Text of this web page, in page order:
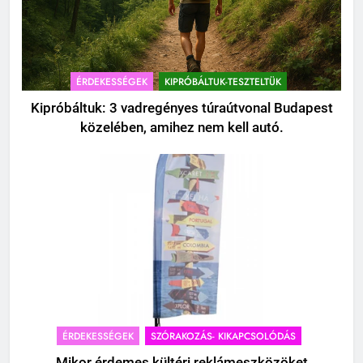
ÉRDEKESSÉGEK KIPRÓBÁLTUK-TESZTELTÜK
Kipróbáltuk: 3 vadregényes túraútvonal Budapest
közelében, amihez nem kell autó.
ÉRDEKESSÉGEK SZÓRAKOZÁS- KIKAPCSOLÓDÁS